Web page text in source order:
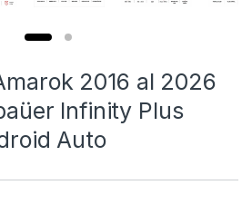
2016 al 2026
Infinity Plus
Auto